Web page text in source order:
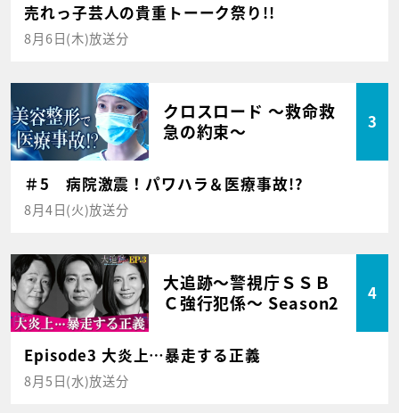
売れっ子芸人の貴重トーーク祭り!!
8月6日(木)放送分
クロスロード ～救命救
急の約束～
3
＃5 病院激震！パワハラ＆医療事故!?
8月4日(火)放送分
大追跡～警視庁ＳＳＢ
Ｃ強行犯係～ Season2
4
Episode3 大炎上…暴走する正義
8月5日(水)放送分